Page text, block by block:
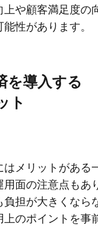
上や​顧客満足度の​
性が​あります。
を​導入する​
ト
メリットが​ある​
面の​注意点も​あ
担が​大きくなら
上の​ポイントを​事